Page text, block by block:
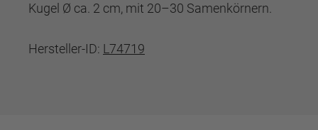
Kugel Ø ca. 2 cm, mit 20–30 Samenkörnern.
Hersteller-ID: L74719